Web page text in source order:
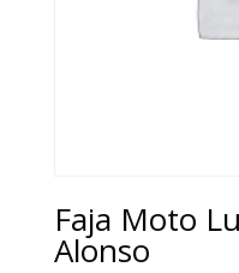
Faja Moto
Alonso